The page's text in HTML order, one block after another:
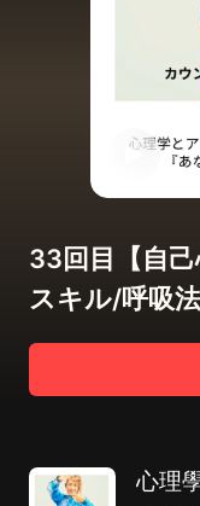
33回目【自
スキル/呼吸